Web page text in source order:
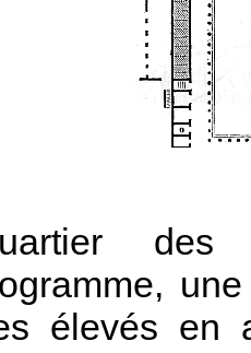
élevés en